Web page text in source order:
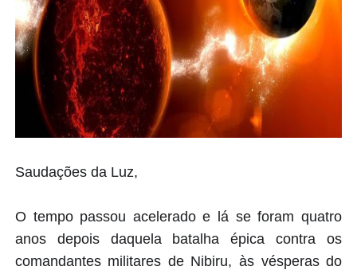
Saudações da Luz,
O tempo passou acelerado e lá se foram quatro
anos depois daquela batalha épica contra os
comandantes militares de Nibiru, às vésperas do